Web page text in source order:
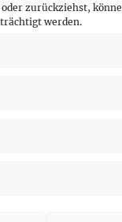
zurückziehst,
werden.